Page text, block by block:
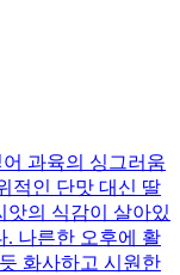
과육의 싱그러움
적인 단맛 대신 딸
앗의 식감이 살아있
. 나른한 오후에 활
화사하고 시원한